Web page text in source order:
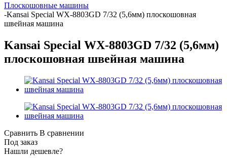
Плоскошовные машины
-Kansai Special WX-8803GD 7/32 (5,6мм) плоскошовная
швейная машина
Kansai Special WX-8803GD 7/32 (5,6мм)
плоскошовная швейная машина
Сравнить В сравнении
Под заказ
Нашли дешевле?